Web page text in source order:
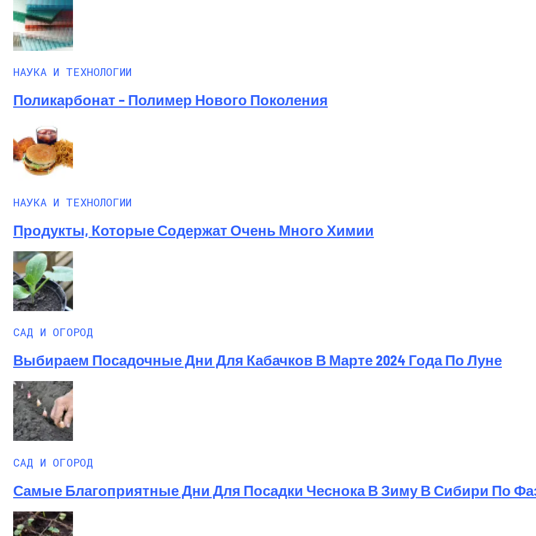
НАУКА И ТЕХНОЛОГИИ
Поликарбонат – Полимер Нового Поколения
НАУКА И ТЕХНОЛОГИИ
Продукты, Которые Содержат Очень Много Химии
САД И ОГОРОД
Выбираем Посадочные Дни Для Кабачков В Марте 2024 Года По Луне
САД И ОГОРОД
Самые Благоприятные Дни Для Посадки Чеснока В Зиму В Сибири По